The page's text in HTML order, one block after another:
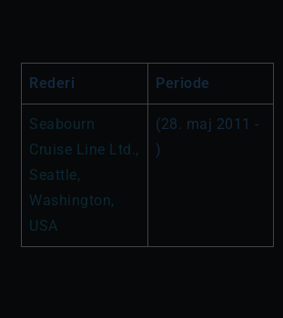
Rederi Periode
Seabourn
Cruise Line Ltd.,
Seattle,
Washington,
USA
(28. maj 2011 -
)